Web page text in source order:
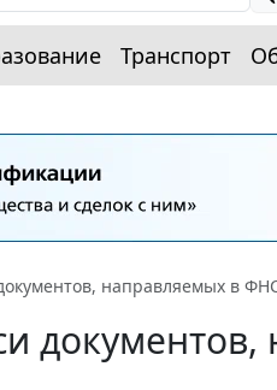
Транспорт
направляемых в